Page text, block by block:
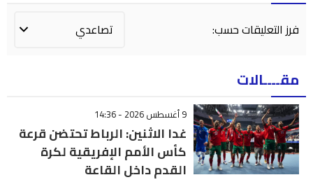
فرز التعليقات حسب:
مقــــالات
9 أغسطس 2026 - 14:36
غدا الاثنين: الرباط تحتضن قرعة
كأس الأمم الإفريقية لكرة
القدم داخل القاعة